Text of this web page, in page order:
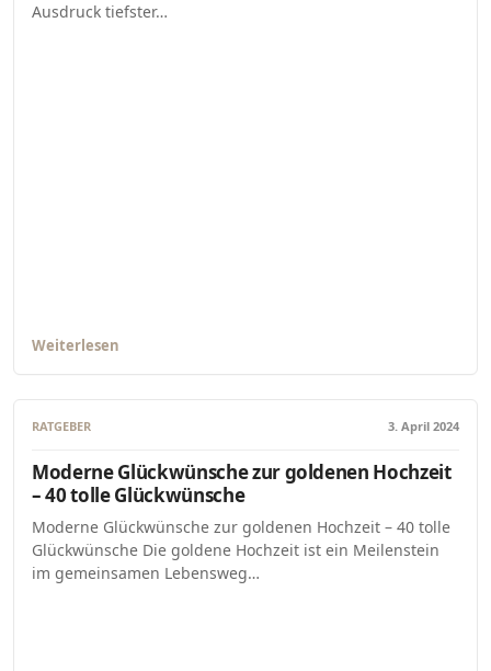
Ausdruck tiefster…
Weiterlesen
RATGEBER 3. April 2024
Moderne Glückwünsche zur goldenen Hochzeit
– 40 tolle Glückwünsche
Moderne Glückwünsche zur goldenen Hochzeit – 40 tolle
Glückwünsche Die goldene Hochzeit ist ein Meilenstein
im gemeinsamen Lebensweg…